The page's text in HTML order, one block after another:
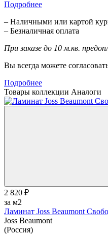
Подробнее
– Наличными или картой
– Безналичная оплата
При заказе до 10 м.кв.
Вы всегда можете
Подробнее
Товары коллекции Аналоги
2 820 ₽
за м2
Ламинат Joss Beaumont
Joss Beaumont
(Россия)